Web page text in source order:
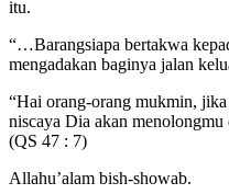
itu.
“…Barangsiapa bertakwa
mengadakan baginya jalan
“Hai orang-orang mukmin,
niscaya Dia akan
(QS 47 : 7)
Allahu’alam bish-showab.